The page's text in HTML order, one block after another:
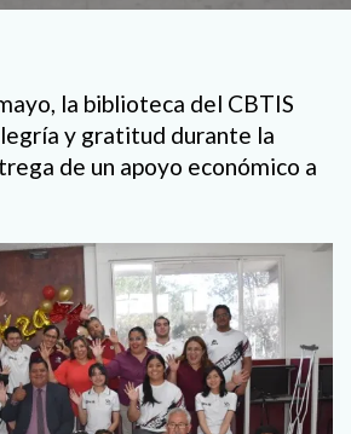
la biblioteca del CBTIS
y gratitud durante la
de un apoyo económico a